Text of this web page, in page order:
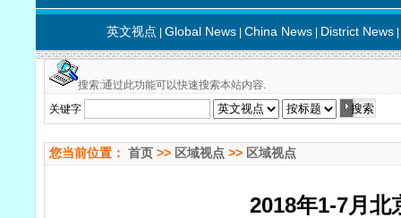
英文视点 Global News China News District News
搜索:通过此功能可以快速搜索本站内容.
关键字
您当前位置： 首页 >> 区域视点 >> 区域视点
2018年1-7月北